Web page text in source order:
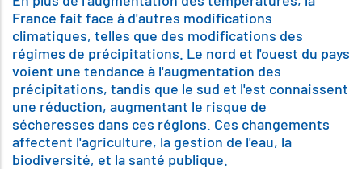
France fait face à d'autres modifications
climatiques, telles que des modifications des
régimes de précipitations. Le nord et l'ouest du pays
voient une tendance à l'augmentation des
précipitations, tandis que le sud et l'est connaissent
une réduction, augmentant le risque de
sécheresses dans ces régions. Ces changements
affectent l'agriculture, la gestion de l'eau, la
biodiversité, et la santé publique.